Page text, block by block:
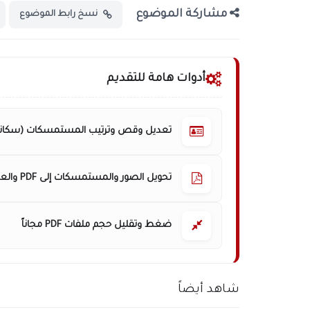
مشاركة الموضوع نسخ رابط الموضوع
أدوات هامة للتقديم
تعديل وقص وترتيب المستمسكات
تحويل الصور والمستمسكات إلى PDF والعكس
ضغط وتقليل حجم ملفات PDF مجاناً
شاهد أيضاً